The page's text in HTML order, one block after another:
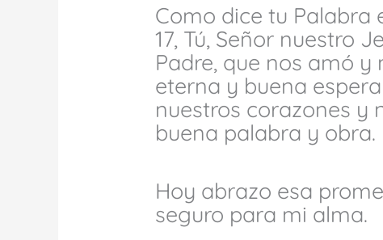
Como dice tu Palabra
17, Tú, Señor nuestro
Padre, que nos amó
eterna y buena
nuestros corazones y
buena palabra y obra.
Hoy abrazo esa
seguro para mi alma.